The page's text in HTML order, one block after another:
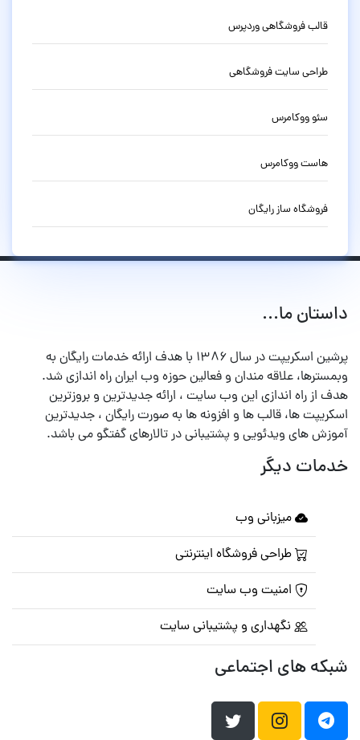
قالب فروشگاهی وردپرس
طراحی سایت فروشگاهی
سئو ووکامرس
هاست ووکامرس
فروشگاه ساز رایگان
داستان ما...
پرشین اسکریپت در سال ۱۳۸۶ با هدف ارائه خدمات رایگان به
وبمسترها، علاقه مندان و فعالین حوزه وب ایران راه اندازی شد.
هدف از راه اندازی این وب سایت ، ارائه جدیدترین و بروزترین
اسکریپت ها، قالب ها و افزونه ها به صورت رایگان ، جدیدترین
آموزش های ویدئویی و پشتیبانی در تالارهای گفتگو می باشد.
خدمات دیگر
میزبانی وب
طراحی فروشگاه اینترنتی
امنیت وب سایت
نگهداری و پشتیبانی سایت
شبکه های اجتماعی